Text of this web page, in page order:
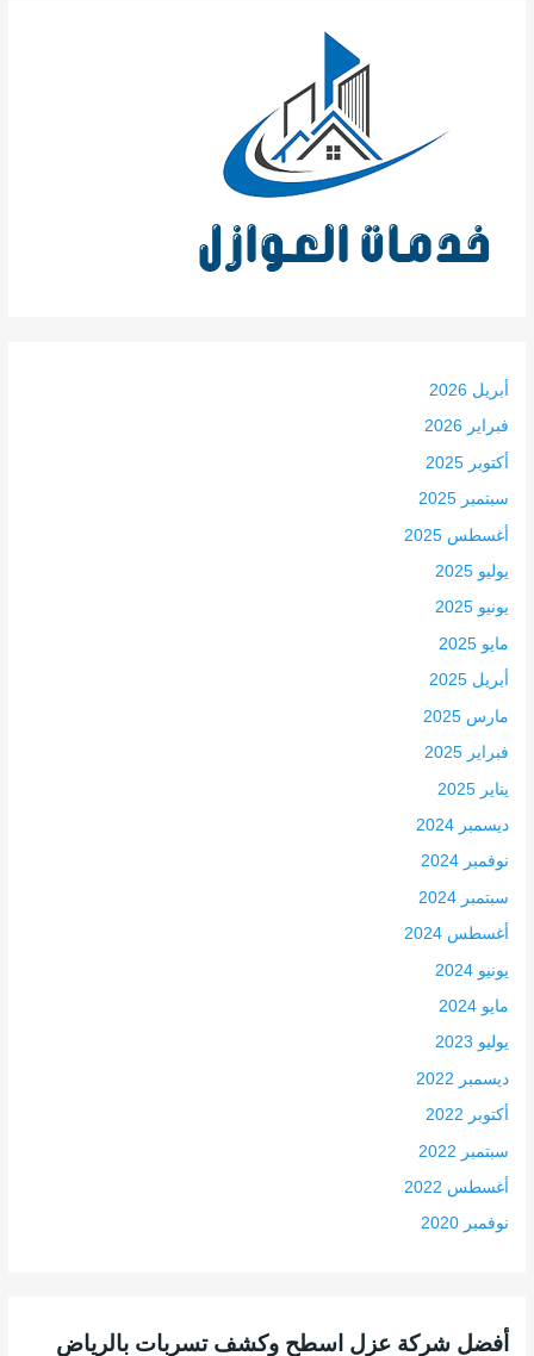
أبريل 2026
فبراير 2026
أكتوبر 2025
سبتمبر 2025
أغسطس 2025
يوليو 2025
يونيو 2025
مايو 2025
أبريل 2025
مارس 2025
فبراير 2025
يناير 2025
ديسمبر 2024
نوفمبر 2024
سبتمبر 2024
أغسطس 2024
يونيو 2024
مايو 2024
يوليو 2023
ديسمبر 2022
أكتوبر 2022
سبتمبر 2022
أغسطس 2022
نوفمبر 2020
أفضل شركة عزل اسطح وكشف تسربات بالرياض